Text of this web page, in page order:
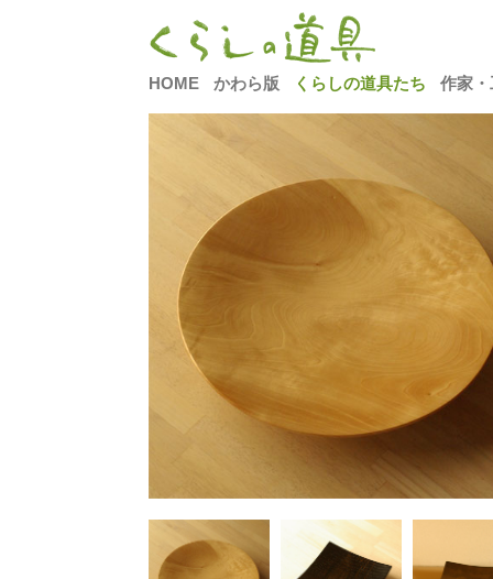
HOME かわら版 くらしの道具たち 作家